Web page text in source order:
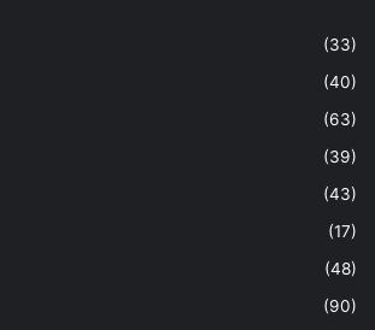
(33)
(40)
(63)
(39)
(43)
(17)
(48)
(90)